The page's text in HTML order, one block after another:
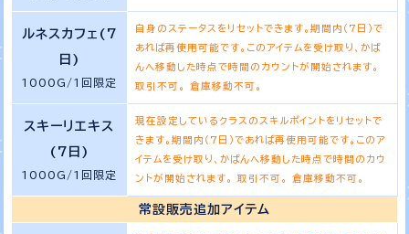
ルネスカフェ(7
日)
1000G/1回限定
自身のステータスをリセットできます。期間内（7日）で
あれば再使用可能です。このアイテムを受け取り、かば
んへ移動した時点で時間のカウントが開始されます。
取引不可。 倉庫移動不可。
スキーリエキス
(7日)
1000G/1回限定
現在設定しているクラスのスキルポイントをリセットで
きます。期間内（7日）であれば再使用可能です。このア
イテムを受け取り、かばんへ移動した時点で時間のカウ
ントが開始されます。 取引不可。 倉庫移動不可。
常設販売追加アイテム